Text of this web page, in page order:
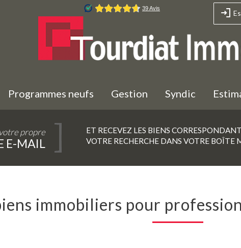
Programmes neufs Gestion Syndic
propre
E-MAIL
ET RECEVEZ LES BIENS
VOTRE RECHERCHE DANS VOTRE BOÎTE
immobiliers pour